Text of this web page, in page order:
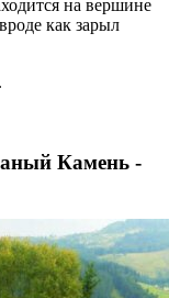
на вершине
вроде как зарыл
Камень -